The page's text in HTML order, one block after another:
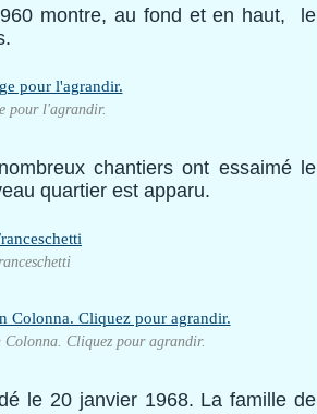
montre, au fond et en haut, le
pour l'agrandir.
chantiers ont essaimé le
quartier est apparu.
Cliquez pour agrandir.
le 20 janvier 1968. La famille de